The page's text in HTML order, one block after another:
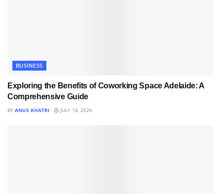
BUSINESS
Exploring the Benefits of Coworking Space Adelaide: A
Comprehensive Guide
BY ANUS KHATRI JULY 18, 2026